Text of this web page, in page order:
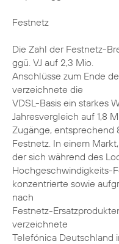
Festnetz
Die Zahl der Festnetz-
ggü. VJ auf 2,3 Mio.
Anschlüsse zum Ende
verzeichnete die
VDSL-Basis ein starkes
Jahresvergleich auf 1,8
Zugänge, entsprechend
Festnetz. In einem Markt,
der sich während des
Hochgeschwindigkeits-
konzentrierte sowie
nach
Festnetz-
verzeichnete
Telefónica Deutschland